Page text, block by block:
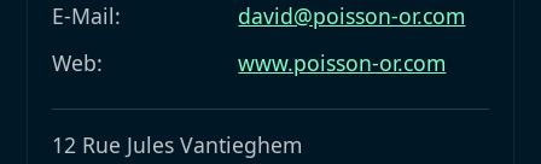
E-Mail:
david@poisson-or.com
Web:
www.poisson-or.com
12 Rue Jules Vantieghem